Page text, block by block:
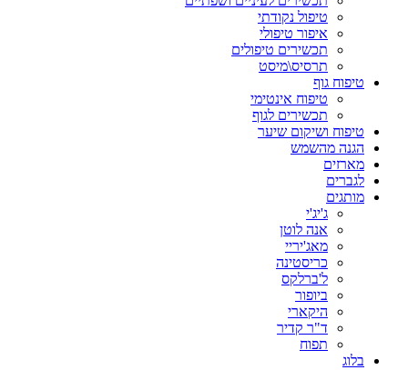
טיפול נקודתי
איפור טיפולי
תכשירים טיפולים
תרסיס\מיסט
טיפוח גוף
טיפוח אינטימי
תכשירים לגוף
טיפוח ושיקום שיער
הגנה מהשמש
מארזים
לגברים
מותגים
ג'יג'י
אנה לוטן
מאג'יריי
כריסטינה
ל'ברלקס
ביופור
היקארי
ד"ר קדיר
תפוח
בלוג